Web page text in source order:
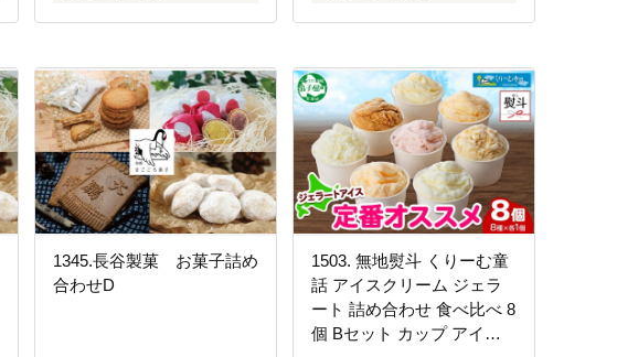
1345.長谷製菓 お菓子詰め
合わせD
1503. 無地熨斗 くりーむ童
話 アイスクリーム ジェラ
ート 詰め合わせ 食べ比べ 8
個 Bセット カップ アイス